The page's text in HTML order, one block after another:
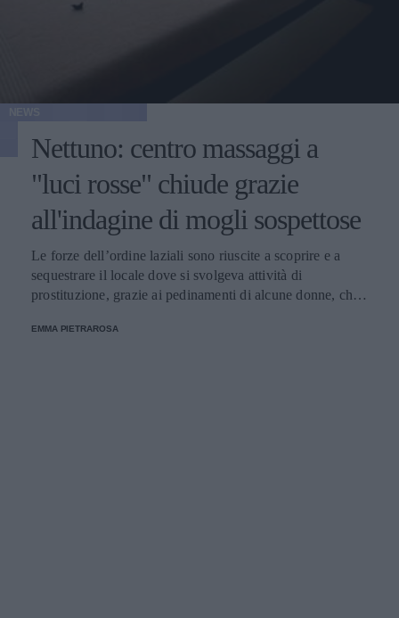
Nettuno: centro massaggi a
"luci rosse" chiude grazie
all'indagine di mogli sospettose
Le forze dell’ordine laziali sono riuscite a scoprire e a
sequestrare il locale dove si svolgeva attività di
prostituzione, grazie ai pedinamenti di alcune donne, che
loro tragitti giornalieri.
EMMA PIETRAROSA